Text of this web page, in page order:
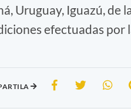
Uruguay, Iguazú, de
efectuadas por